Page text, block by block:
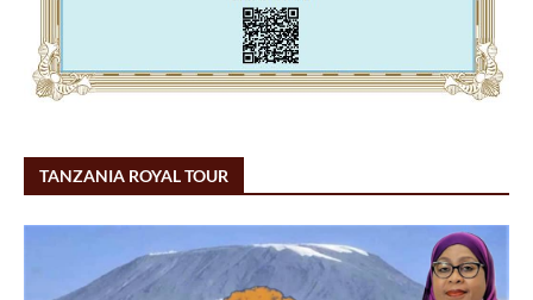
TANZANIA ROYAL TOUR